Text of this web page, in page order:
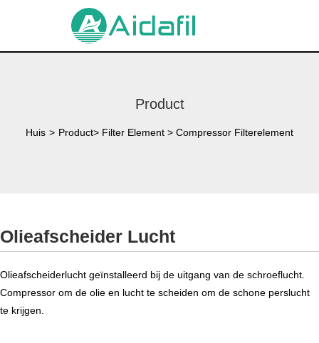
Product
Huis > Product> Filter Element > Compressor Filterelement
Olieafscheider Lucht
Olieafscheiderlucht geïnstalleerd bij de uitgang van de schroeflucht.
Compressor om de olie en lucht te scheiden om de schone perslucht
te krijgen.